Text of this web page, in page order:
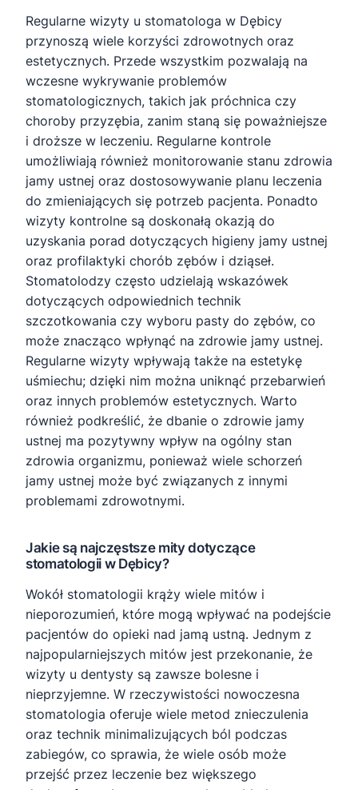
Regularne wizyty u stomatologa w Dębicy
przynoszą wiele korzyści zdrowotnych oraz
estetycznych. Przede wszystkim pozwalają na
wczesne wykrywanie problemów
stomatologicznych, takich jak próchnica czy
choroby przyzębia, zanim staną się poważniejsze
i droższe w leczeniu. Regularne kontrole
umożliwiają również monitorowanie stanu zdrowia
jamy ustnej oraz dostosowywanie planu leczenia
do zmieniających się potrzeb pacjenta. Ponadto
wizyty kontrolne są doskonałą okazją do
uzyskania porad dotyczących higieny jamy ustnej
oraz profilaktyki chorób zębów i dziąseł.
Stomatolodzy często udzielają wskazówek
dotyczących odpowiednich technik
szczotkowania czy wyboru pasty do zębów, co
może znacząco wpłynąć na zdrowie jamy ustnej.
Regularne wizyty wpływają także na estetykę
uśmiechu; dzięki nim można uniknąć przebarwień
oraz innych problemów estetycznych. Warto
również podkreślić, że dbanie o zdrowie jamy
ustnej ma pozytywny wpływ na ogólny stan
zdrowia organizmu, ponieważ wiele schorzeń
jamy ustnej może być związanych z innymi
problemami zdrowotnymi.
Jakie są najczęstsze mity dotyczące
stomatologii w Dębicy?
Wokół stomatologii krąży wiele mitów i
nieporozumień, które mogą wpływać na podejście
pacjentów do opieki nad jamą ustną. Jednym z
najpopularniejszych mitów jest przekonanie, że
wizyty u dentysty są zawsze bolesne i
nieprzyjemne. W rzeczywistości nowoczesna
stomatologia oferuje wiele metod znieczulenia
oraz technik minimalizujących ból podczas
zabiegów, co sprawia, że wiele osób może
przejść przez leczenie bez większego